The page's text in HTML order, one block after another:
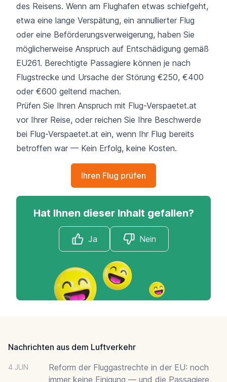
des Reisens. Wenn am Flughafen etwas schiefgeht,
etwa eine lange Verspätung, ein annullierter Flug
oder eine Beförderungsverweigerung, haben Sie
möglicherweise Anspruch auf Entschädigung gemäß
EU261. Berechtigte Passagiere können je nach
Flugstrecke und Ursache der Störung €250, €400
oder €600 geltend machen.
Prüfen Sie Ihren Anspruch mit Flug-Verspaetet.at
vor Ihrer Reise, oder reichen Sie Ihre Beschwerde
bei Flug-Verspaetet.at ein, wenn Ihr Flug bereits
betroffen war — Kein Erfolg, keine Kosten.
Ihren Flug prüfen
Hat Ihnen dieser Inhalt gefallen?
Ja Nein
Nachrichten aus dem Luftverkehr
4 JUN
Reform der Fluggastrechte in der EU: noch
immer keine Einigung — und die Passagiere